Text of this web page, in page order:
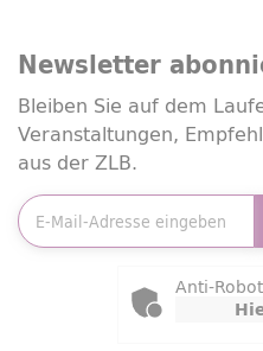
Newsletter
Bleiben Sie auf dem
Veranstaltungen,
aus der ZLB.
Friendly Captcha
Anti-